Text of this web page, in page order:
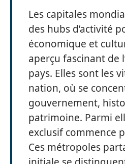
Les capitales
des hubs d’activité
économique et
aperçu fascinant de
pays. Elles sont les
nation, où se
gouvernement,
patrimoine. Parmi
exclusif commence
Ces métropoles